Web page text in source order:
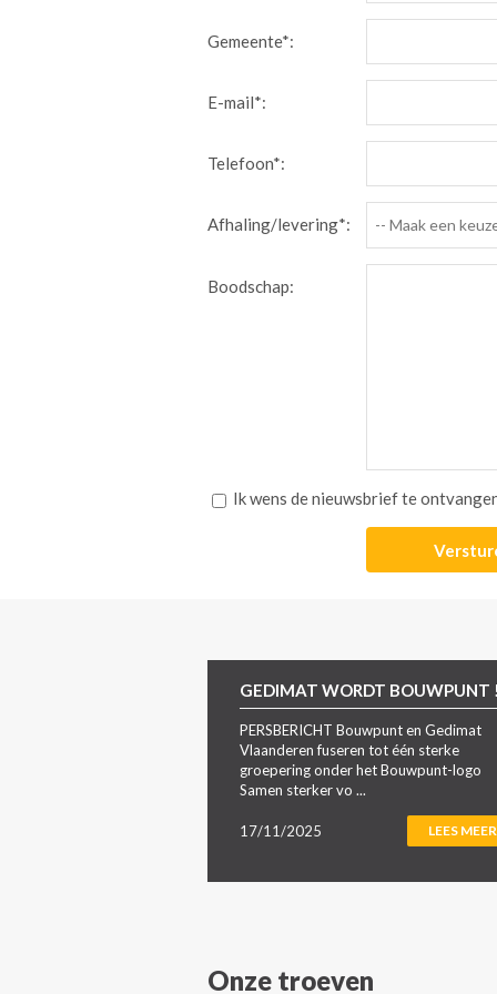
Gemeente*:
E-mail*:
Telefoon*:
Afhaling/levering*: -- Maak een
Boodschap:
Ik wens de nieuwsbrief te
GEDIMAT WORDT BOUWPUNT
PERSBERICHT Bouwpunt en Gedimat
Vlaanderen fuseren tot één sterke
groepering onder het Bouwpunt-logo
Samen sterker vo ...
17/11/2025 LEES MEER
Onze troeven